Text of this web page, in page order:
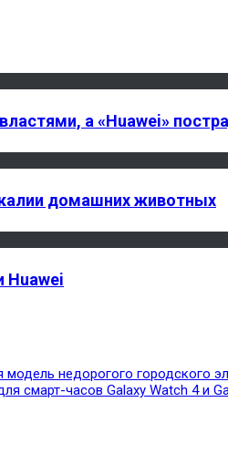
а «Huawei»
домашних животных
Huawei
недорогого городского
смарт-часов Galaxy Watch 4 и